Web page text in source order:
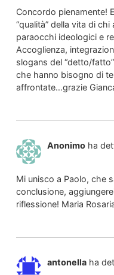
Concordo pienamente!
“qualità” della vita di
paraocchi ideologici e
Accoglienza,
slogans del “detto/
che hanno bisogno di
affrontate…grazie
Anonimo ha
Mi unisco a Paolo, che
conclusione,
riflessione! Maria
antonella ha